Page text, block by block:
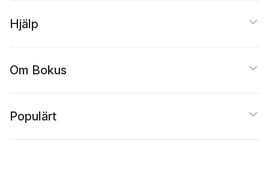
Hjälp
Om Bokus
Populärt